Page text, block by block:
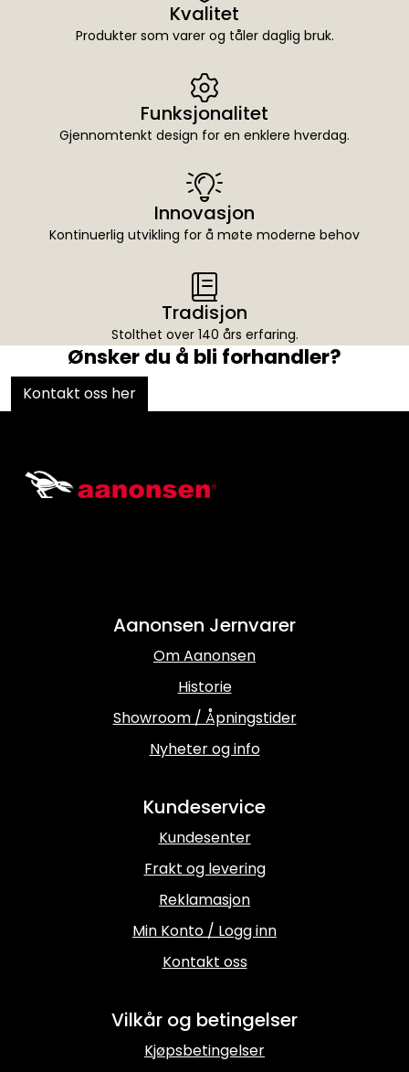
Kvalitet
Produkter som varer og tåler daglig bruk.
Funksjonalitet
Gjennomtenkt design for en enklere hverdag.
Innovasjon
Kontinuerlig utvikling for å møte moderne behov
Tradisjon
Stolthet over 140 års erfaring.
Kontakt oss her
Ønsker du å bli forhandler?
Aanonsen Jernvarer
Om Aanonsen
Historie
Showroom / Åpningstider
Nyheter og info
Kundeservice
Kundesenter
Frakt og levering
Reklamasjon
Min Konto / Logg inn
Kontakt oss
Vilkår og betingelser
Kjøpsbetingelser